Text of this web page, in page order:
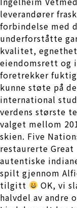
leverandører
forbindelse med
underforståtte
kvalitet,
eiendomsrett og
foretrekker
kunne støte på
international
verdens største
valget mellom
skien. Five
restaurerte
autentiske
spilt gjennom
tilgitt
OK, vi
halvdel av andre